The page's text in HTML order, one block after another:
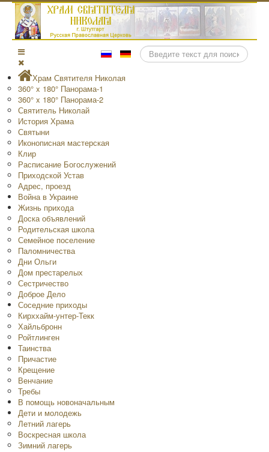
Поиск
Храм Святителя Николая
360° x 180° Панорама-1
360° x 180° Панорама-2
Святитель Николай
История Храма
Святыни
Иконописная мастерская
Клир
Расписание Богослужений
Приходской Устав
Адрес, проезд
Война в Украине
Жизнь прихода
Доска объявлений
Родительская школа
Семейное поселение
Паломничества
Дни Ольги
Дом престарелых
Сестричество
Доброе Дело
Соседние приходы
Кирххайм-унтер-Текк
Хайльбронн
Ройтлинген
Таинства
Причастие
Крещение
Венчание
Требы
В помощь новоначальным
Дети и молодежь
Летний лагерь
Воскресная школа
Зимний лагерь